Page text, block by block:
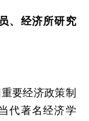
、经济所研究
要经济政策制
代著名经济学